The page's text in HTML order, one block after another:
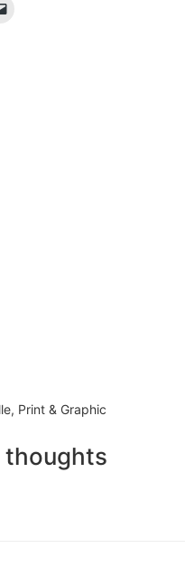
, Print & Graphic
thoughts